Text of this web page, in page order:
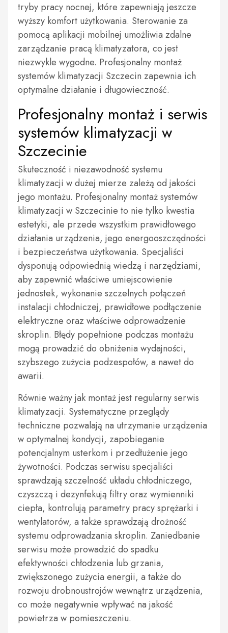
tryby pracy nocnej, które zapewniają jeszcze
wyższy komfort użytkowania. Sterowanie za
pomocą aplikacji mobilnej umożliwia zdalne
zarządzanie pracą klimatyzatora, co jest
niezwykle wygodne. Profesjonalny montaż
systemów klimatyzacji Szczecin zapewnia ich
optymalne działanie i długowieczność.
Profesjonalny montaż i serwis
systemów klimatyzacji w
Szczecinie
Skuteczność i niezawodność systemu
klimatyzacji w dużej mierze zależą od jakości
jego montażu. Profesjonalny montaż systemów
klimatyzacji w Szczecinie to nie tylko kwestia
estetyki, ale przede wszystkim prawidłowego
działania urządzenia, jego energooszczędności
i bezpieczeństwa użytkowania. Specjaliści
dysponują odpowiednią wiedzą i narzędziami,
aby zapewnić właściwe umiejscowienie
jednostek, wykonanie szczelnych połączeń
instalacji chłodniczej, prawidłowe podłączenie
elektryczne oraz właściwe odprowadzenie
skroplin. Błędy popełnione podczas montażu
mogą prowadzić do obniżenia wydajności,
szybszego zużycia podzespołów, a nawet do
awarii.
Równie ważny jak montaż jest regularny serwis
klimatyzacji. Systematyczne przeglądy
techniczne pozwalają na utrzymanie urządzenia
w optymalnej kondycji, zapobieganie
potencjalnym usterkom i przedłużenie jego
żywotności. Podczas serwisu specjaliści
sprawdzają szczelność układu chłodniczego,
czyszczą i dezynfekują filtry oraz wymienniki
ciepła, kontrolują parametry pracy sprężarki i
wentylatorów, a także sprawdzają drożność
systemu odprowadzania skroplin. Zaniedbanie
serwisu może prowadzić do spadku
efektywności chłodzenia lub grzania,
zwiększonego zużycia energii, a także do
rozwoju drobnoustrojów wewnątrz urządzenia,
co może negatywnie wpływać na jakość
powietrza w pomieszczeniu.